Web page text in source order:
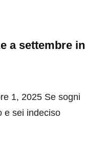
a settembre in
1, 2025 Se sogni
e sei indeciso